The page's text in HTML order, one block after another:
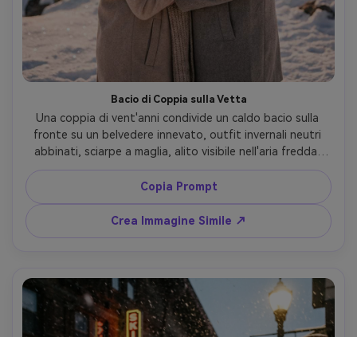
Bacio di Coppia sulla Vetta
Una coppia di vent'anni condivide un caldo bacio sulla
fronte su un belvedere innevato, outfit invernali neutri
abbinati, sciarpe a maglia, alito visibile nell'aria fredda,
luce radente dorata tra i capelli, catena di montagne
sfocata, scatto Nikon Z8, 85mm f/1.8, verticale, mood
romantico e intimo, toni realistici della pelle, scintillio fine
della neve, qualità fotografica editoriale --ar 4:5
Copia Prompt
Crea Immagine Simile ↗